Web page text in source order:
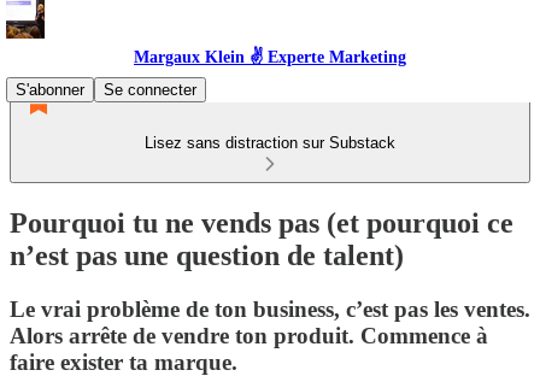
Margaux Klein ✌️ Experte Marketing
S'abonner
Se connecter
Lisez sans distraction sur Substack
Pourquoi tu ne vends pas (et pourquoi ce
n’est pas une question de talent)
Le vrai problème de ton business, c’est pas les ventes.
Alors arrête de vendre ton produit. Commence à
faire exister ta marque.